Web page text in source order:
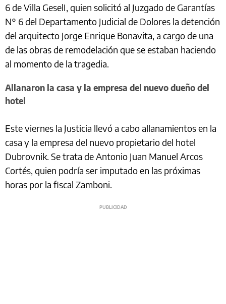
6 de Villa GeselI, quien solicitó al Juzgado de Garantías
N° 6 del Departamento Judicial de Dolores la detención
del arquitecto Jorge Enrique Bonavita, a cargo de una
de las obras de remodelación que se estaban haciendo
al momento de la tragedia.
Allanaron la casa y la empresa del nuevo dueño del
hotel
Este viernes la Justicia llevó a cabo allanamientos en la
casa y la empresa del nuevo propietario del hotel
Dubrovnik. Se trata de Antonio Juan Manuel Arcos
Cortés, quien podría ser imputado en las próximas
horas por la fiscal Zamboni.